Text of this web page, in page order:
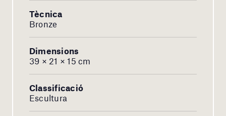
Tècnica
Bronze
Dimensions
39 × 21 × 15 cm
Classificació
Escultura